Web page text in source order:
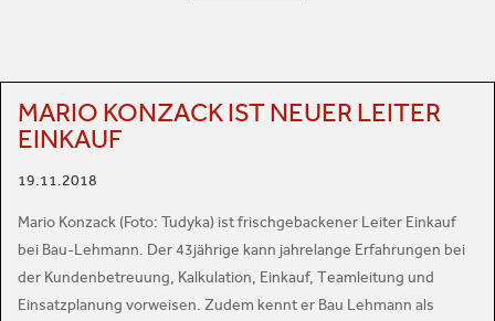
MARIO KONZACK IST NEUER LEITER
EINKAUF
19.11.2018
Mario Konzack (Foto: Tudyka) ist frischgebackener Leiter Einkauf
bei Bau-Lehmann. Der 43jährige kann jahrelange Erfahrungen bei
der Kundenbetreuung, Kalkulation, Einkauf, Teamleitung und
Einsatzplanung vorweisen. Zudem kennt er Bau Lehmann als